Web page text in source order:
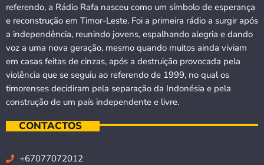
referendo, a Rádio Rafa nasceu como um símbolo de esperança
e reconstrução em Timor-Leste. Foi a primeira rádio a surgir após
a independência, reunindo jovens, espalhando alegria e dando
voz a uma nova geração, mesmo quando muitos ainda viviam
em casas feitas de cinzas, após a destruição provocada pela
violência que se seguiu ao referendo de 1999, no qual os
timorenses decidiram pela separação da Indonésia e pela
construção de um país independente e livre.
CONTACTOS
+67077072012